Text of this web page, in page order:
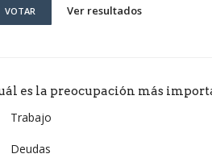
VOTAR Ver resultados
es la preocupación más
Trabajo
Deudas